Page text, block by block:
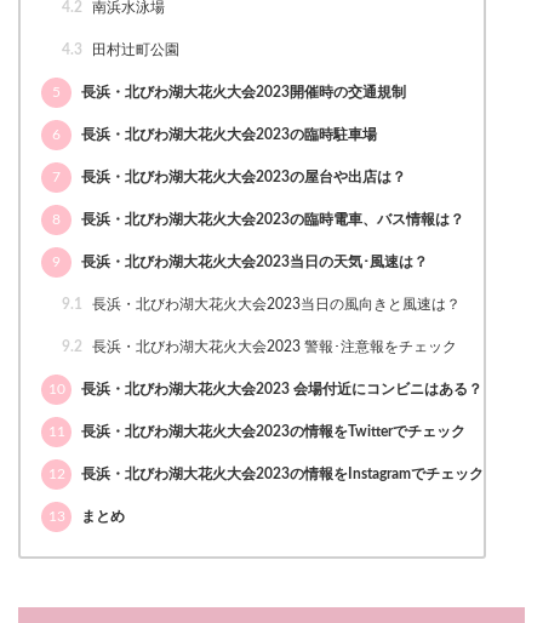
4.2 南浜水泳場
4.3 田村辻町公園
5 長浜・北びわ湖大花火大会2023開催時の交通規制
6 長浜・北びわ湖大花火大会2023の臨時駐車場
7 長浜・北びわ湖大花火大会2023の屋台や出店は？
8 長浜・北びわ湖大花火大会2023の臨時電車、バス情報は？
9 長浜・北びわ湖大花火大会2023当日の天気･風速は？
9.1 長浜・北びわ湖大花火大会2023当日の風向きと風速は？
9.2 長浜・北びわ湖大花火大会2023 警報･注意報をチェック
10 長浜・北びわ湖大花火大会2023 会場付近にコンビニはある？
11 長浜・北びわ湖大花火大会2023の情報をTwitterでチェック
12 長浜・北びわ湖大花火大会2023の情報をInstagramでチェック
13 まとめ